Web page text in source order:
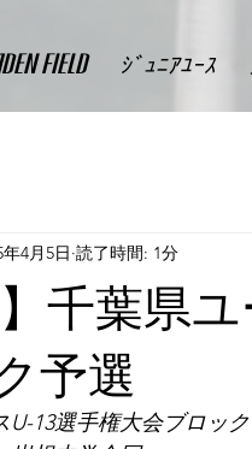
FIELD ｼﾞｭﾆｱﾕｰｽ
】千葉県
予選
年4月5日 読了時間: 1分
U-13選手権大会ブロッ